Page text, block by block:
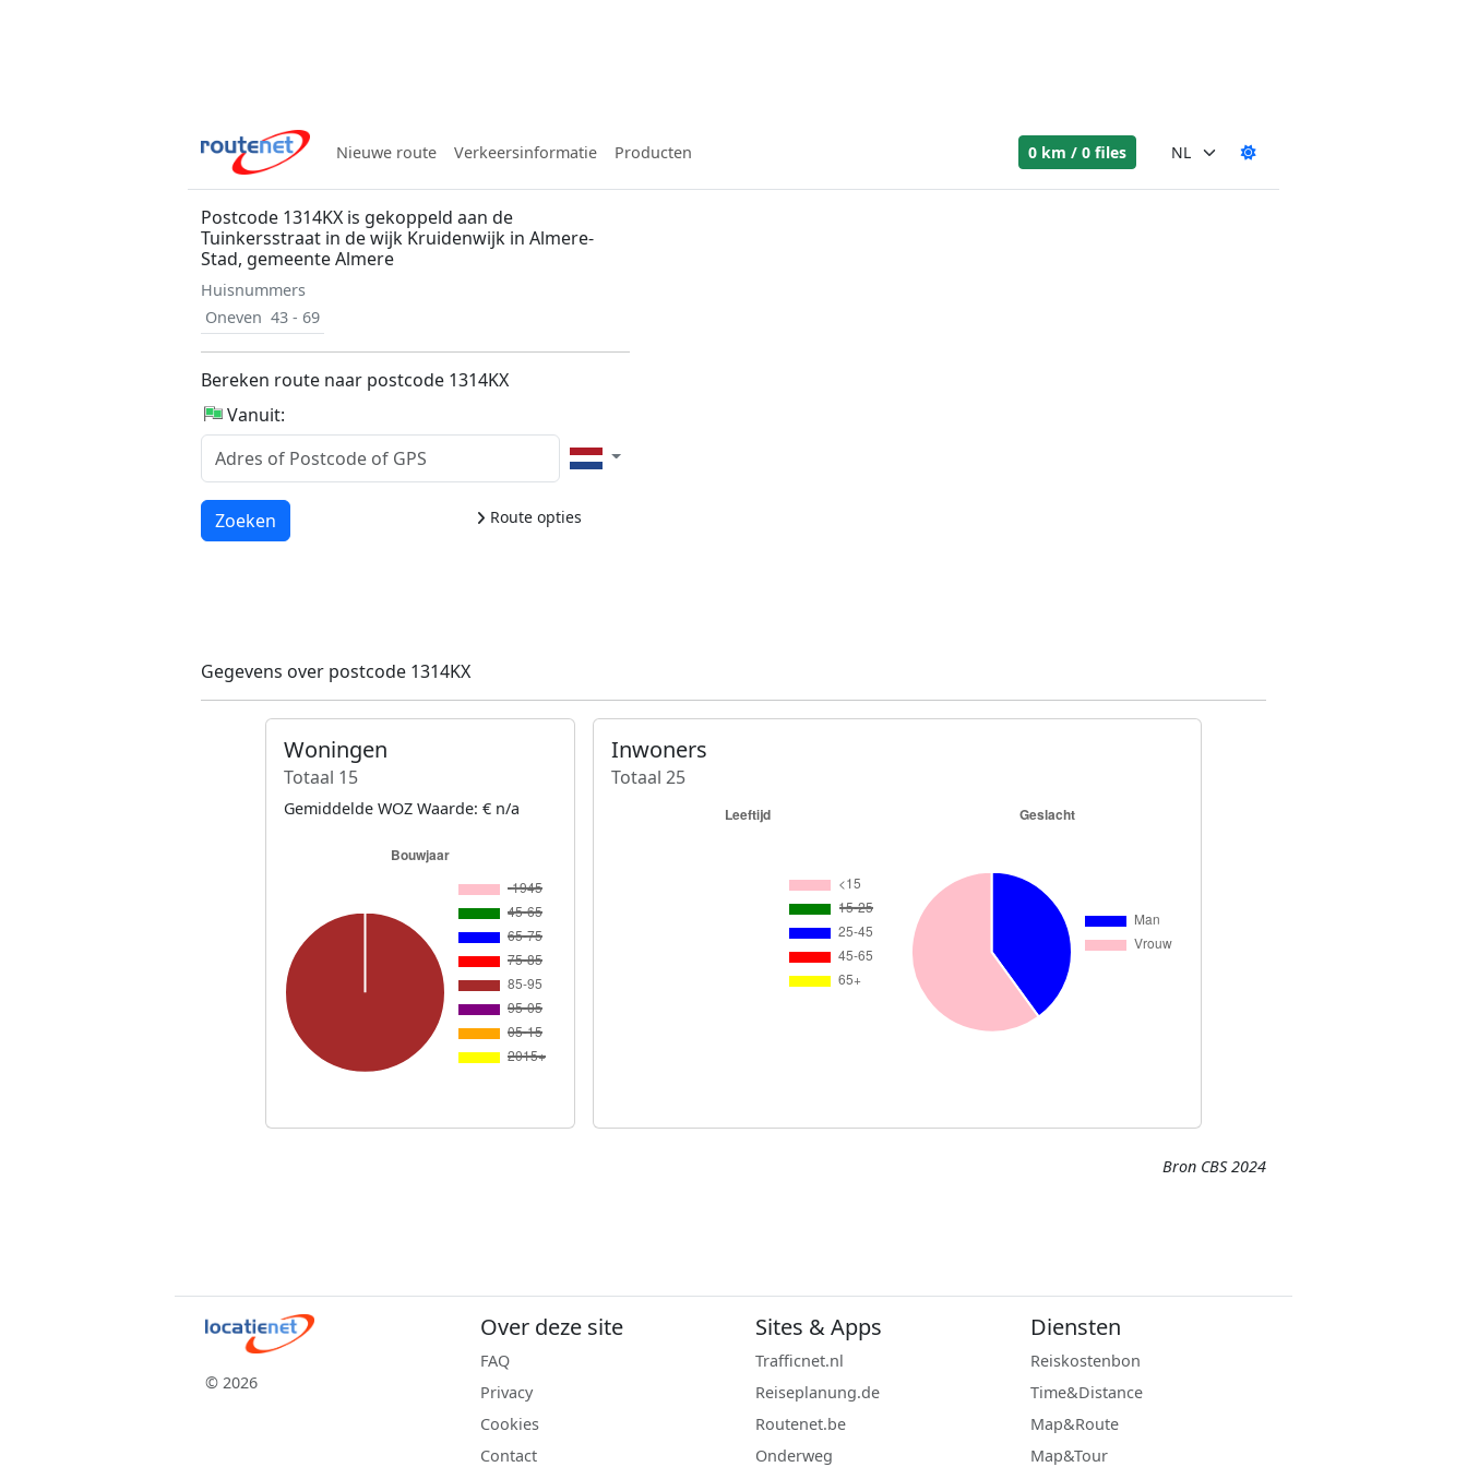
Nieuwe route Verkeersinformatie Producten 0 km / 0 files
Postcode 1314KX is gekoppeld aan de
Tuinkersstraat in de wijk Kruidenwijk in Almere-
Stad, gemeente Almere
Huisnummers
Oneven 43 - 69
Bereken route naar postcode 1314KX
Vanuit:
Route opties
Laden...
Zoeken
Gegevens over postcode 1314KX
Woningen
Totaal 15
Gemiddelde WOZ Waarde: € n/a
Inwoners
Totaal 25
Bron CBS 2024
© 2026
Over deze site
FAQ
Privacy
Cookies
Contact
Sites & Apps
Trafficnet.nl
Reiseplanung.de
Routenet.be
Onderweg
Diensten
Reiskostenbon
Time&Distance
Map&Route
Map&Tour